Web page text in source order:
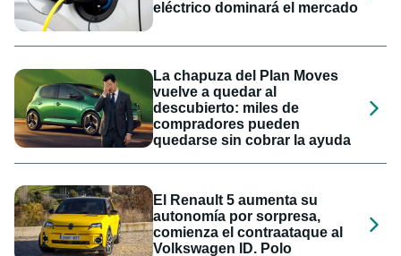
eléctrico dominará el mercado
La chapuza del Plan Moves
vuelve a quedar al
descubierto: miles de
compradores pueden
quedarse sin cobrar la ayuda
El Renault 5 aumenta su
autonomía por sorpresa,
comienza el contraataque al
Volkswagen ID. Polo